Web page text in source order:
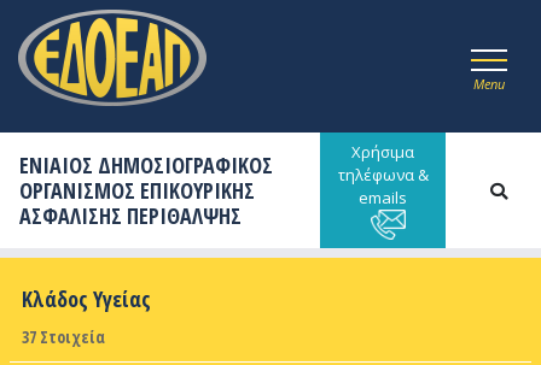
Menu
ΕΝΙΑΙΟΣ ΔΗΜΟΣΙΟΓΡΑΦΙΚΟΣ
ΟΡΓΑΝΙΣΜΟΣ ΕΠΙΚΟΥΡΙΚΗΣ
ΑΣΦΑΛΙΣΗΣ ΠΕΡΙΘΑΛΨΗΣ
Χρήσιμα
τηλέφωνα &
emails
Κλάδος Υγείας
37 Στοιχεία